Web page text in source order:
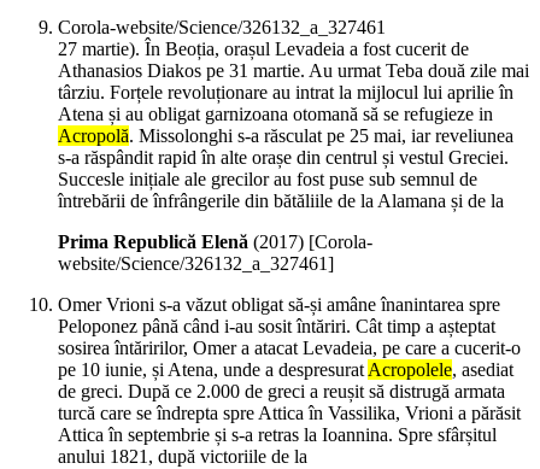
Corola-website/Science/326132_a_327461
27 martie). În Beoția, orașul Levadeia a fost cucerit de
Athanasios Diakos pe 31 martie. Au urmat Teba două zile mai
târziu. Forțele revoluționare au intrat la mijlocul lui aprilie în
Atena și au obligat garnizoana otomană să se refugieze in
Acropolă. Missolonghi s-a răsculat pe 25 mai, iar reveliunea
s-a răspândit rapid în alte orașe din centrul și vestul Greciei.
Succesle inițiale ale grecilor au fost puse sub semnul de
întrebării de înfrângerile din bătăliile de la Alamana și de la
Prima Republică Elenă (2017) [Corola-
website/Science/326132_a_327461]
Omer Vrioni s-a văzut obligat să-și amâne înanintarea spre
Peloponez până când i-au sosit întăriri. Cât timp a așteptat
sosirea întăririlor, Omer a atacat Levadeia, pe care a cucerit-o
pe 10 iunie, și Atena, unde a despresuratAcropolele, asediat
de greci. După ce 2.000 de greci a reușit să distrugă armata
turcă care se îndrepta spre Attica în Vassilika, Vrioni a părăsit
Attica în septembrie și s-a retras la Ioannina. Spre sfârșitul
anului 1821, după victoriile de la